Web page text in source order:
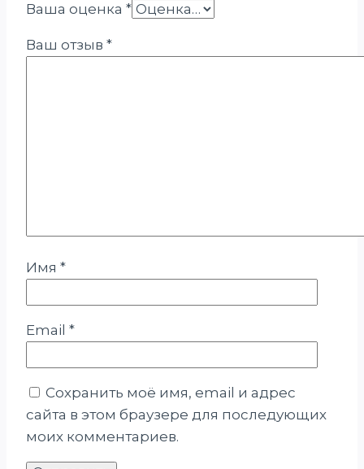
Ваша оценка *
Ваш отзыв *
Имя *
Email *
Сохранить моё имя, email и адрес
сайта в этом браузере для последующих
моих комментариев.